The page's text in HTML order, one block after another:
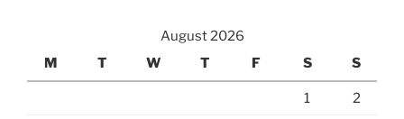
August 2026
M
T W T F S S
1 2